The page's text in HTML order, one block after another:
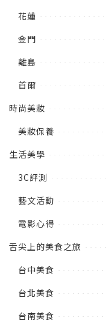
花蓮
金門
離島
首爾
時尚美妝
美妝保養
生活美學
3C評測
藝文活動
電影心得
舌尖上的美食之旅
台中美食
台北美食
台南美食